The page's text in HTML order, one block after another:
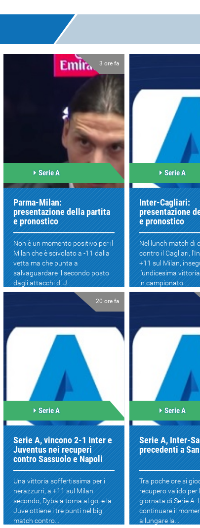
3 ore fa
Serie A
Parma-Milan:
presentazione della partita
e pronostico
Non è un momento positivo per il
Milan che è scivolato a -11 dalla
vetta ma che punta a
salvaguardare il secondo posto
dagli attacchi di J...
Serie A
Inter-Cagliari:
presentazione
e pronostico
Nel lunch match di
contro il Cagliari,
+11 sul Milan,
l'undicesima
in campionato....
20 ore fa
Serie A
Serie A, vincono 2-1 Inter e
Juventus nei recuperi
contro Sassuolo e Napoli
Una vittoria soffertissima per i
nerazzurri, a +11 sul Milan
secondo, Dybala torna al gol e la
Juve ottiene i tre punti nel big
match contro...
Serie A
Serie A, Inter-
precedenti a
Tra poche ore si
recupero valido per
giornata di Serie A.
continuare il
allungare la...